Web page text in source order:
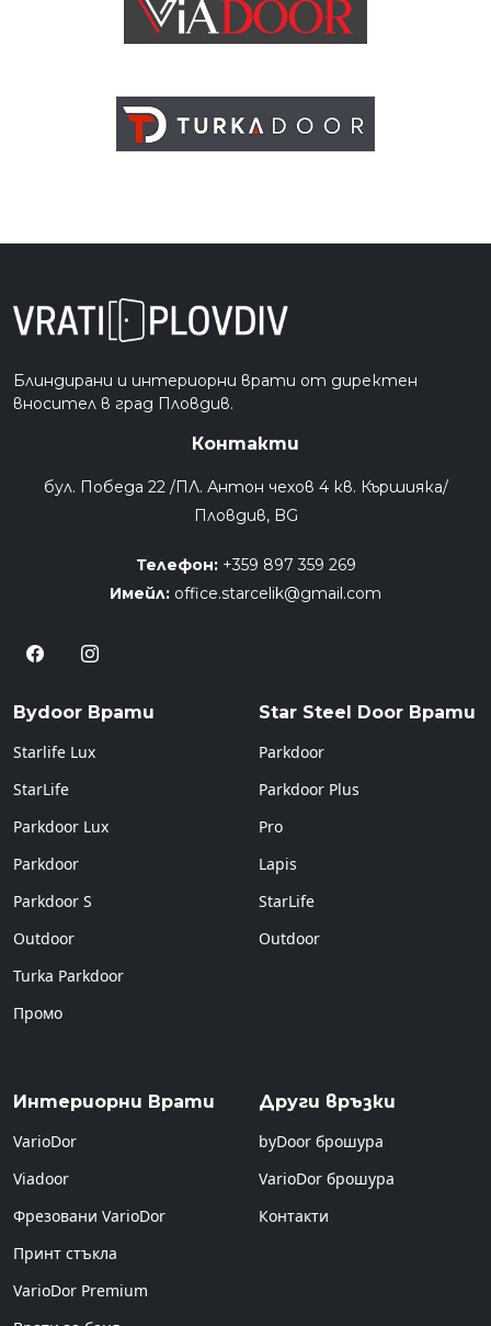
Блиндирани и интериорни врати от директен
вносител в град Пловдив.
Контакти
бул. Победа 22 /ПЛ. Антон чехов 4 кв. Кършияка/
Пловдив, BG
Телефон: +359 897 359 269
Имейл: office.starcelik@gmail.com
Bydoor Врати
Starlife Lux
StarLife
Parkdoor Lux
Parkdoor
Parkdoor S
Outdoor
Turka Parkdoor
Промо
Star Steel Door Врати
Parkdoor
Parkdoor Plus
Pro
Lapis
StarLife
Outdoor
Интериорни Врати
VarioDor
Viadoor
Фрезовани VarioDor
Принт стъкла
VarioDor Premium
Други връзки
byDoor брошура
VarioDor брошура
Контакти